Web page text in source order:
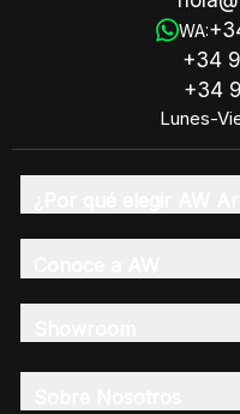
WA:
+34
+34
Lunes-